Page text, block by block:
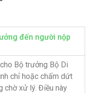
đến người nộp
Bộ trưởng Bộ Di
chỉ hoặc chấm dứt
chờ xử lý. Điều này